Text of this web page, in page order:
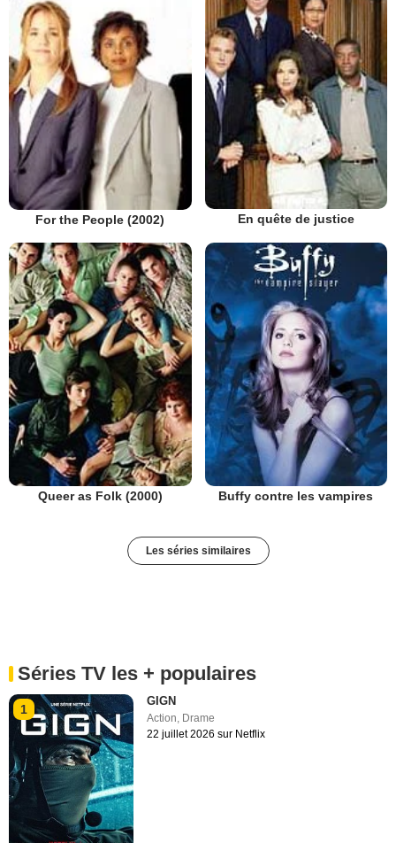
For the People (2002) En quête de justice
Queer as Folk (2000) Buffy contre les vampires
Les séries similaires
Séries TV les + populaires
1
GIGN
Action, Drame
22 juillet 2026 sur Netflix